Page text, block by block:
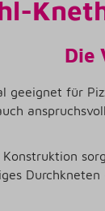
Die
geeignet für
Konstruktion